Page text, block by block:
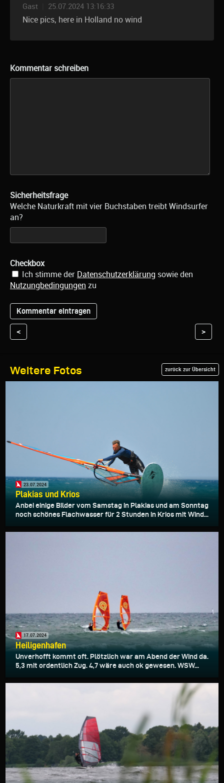
Gast 25.07.2024 13:16:33
Nice pics, here in Holland no wind
Kommentar schreiben
Sicherheitsfrage
Welche Naturkraft mit vier Buchstaben treibt Windsurfer
an?
Checkbox
Ich stimme der Datenschutzerklärung sowie den
Nutzungbedingungen zu
< >
Weitere Fotos zurück zur Übersicht
23.07.2024
Plakias und Krios
Anbei einige Bilder vom Samstag in Plakias und am Sonntag
noch schönes Flachwasser für 2 Stunden in Krios mit Wind...
17.07.2024
Heiligenhafen
Unverhofft kommt oft. Plötzlich war am Abend der Wind da.
5,3 mit ordentlich Zug. 4,7 wäre auch ok gewesen. WSW...